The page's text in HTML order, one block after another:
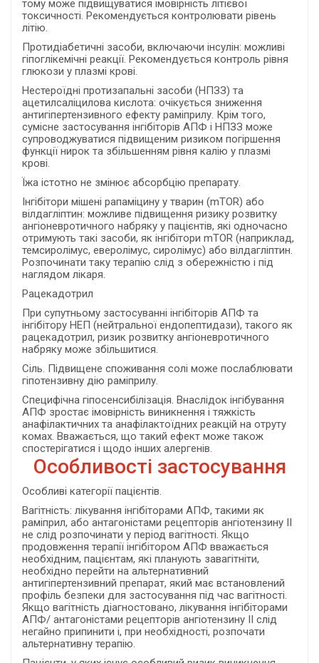
тому може підвищуватися імовірність літієвої
токсичності. Рекомендується контролювати рівень
літію.
Протидіабетичні засоби, включаючи інсулін: можливі
гіпоглікемічні реакції. Рекомендується контроль рівня
глюкози у плазмі крові.
Нестероїдні протизапальні засоби (НПЗЗ) та
ацетилсаліцилова кислота: очікується зниження
антигіпертензивного ефекту раміприлу. Крім того,
сумісне застосування інгібіторів АПФ і НПЗЗ може
супроводжуватися підвищеним ризиком погіршення
функції нирок та збільшенням рівня калію у плазмі
крові.
Їжа істотно не змінює абсорбцію препарату.
Інгібітори мішені рапаміцину у тварин (mTOR) або
вілдагліптин: можливе підвищення ризику розвитку
ангіоневротичного набряку у пацієнтів, які одночасно
отримують такі засоби, як інгібітори mTOR (наприклад,
темсиролімус, еверолімус, сиролімус) або вілдагліптин.
Розпочинати таку терапію слід з обережністю і під
наглядом лікаря.
Рацекадотрил
При супутньому застосуванні інгібіторів АПФ та
інгібітору НЕП (нейтральної ендопептидази), такого як
рацекадотрил, ризик розвитку ангіоневротичного
набряку може збільшитися.
Сіль. Підвищене споживання солі може послаблювати
гіпотензивну дію раміприлу.
Специфічна гіпосенсибілізація. Внаслідок інгібування
АПФ зростає імовірність виникнення і тяжкість
анафілактичних та анафілактоїдних реакцій на отруту
комах. Вважається, що такий ефект може також
спостерігатися і щодо інших алергенів.
Особливості застосування
Особливі категорії пацієнтів.
Вагітність: лікування інгібіторами АПФ, такими як
раміприл, або антагоністами рецепторів ангіотензину ІІ
не слід розпочинати у період вагітності. Якщо
продовження терапії інгібітором АПФ вважається
необхідним, пацієнтам, які планують завагітніти,
необхідно перейти на альтернативний
антигіпертензивний препарат, який має встановлений
профіль безпеки для застосування під час вагітності.
Якщо вагітність діагностовано, лікування інгібіторами
АПФ/ антагоністами рецепторів ангіотензину ІІ слід
негайно припинити і, при необхідності, розпочати
альтернативну терапію.